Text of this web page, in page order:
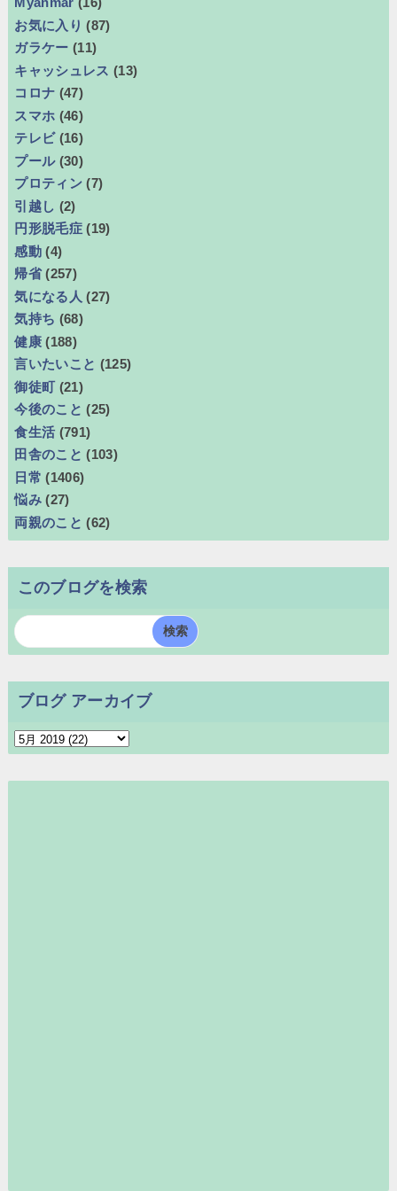
お気に入り (87)
ガラケー (11)
キャッシュレス (13)
コロナ (47)
スマホ (46)
テレビ (16)
プール (30)
プロティン (7)
引越し (2)
円形脱毛症 (19)
感動 (4)
帰省 (257)
気になる人 (27)
気持ち (68)
健康 (188)
言いたいこと (125)
御徒町 (21)
今後のこと (25)
食生活 (791)
田舎のこと (103)
日常 (1406)
悩み (27)
両親のこと (62)
このブログを検索
ブログ アーカイブ